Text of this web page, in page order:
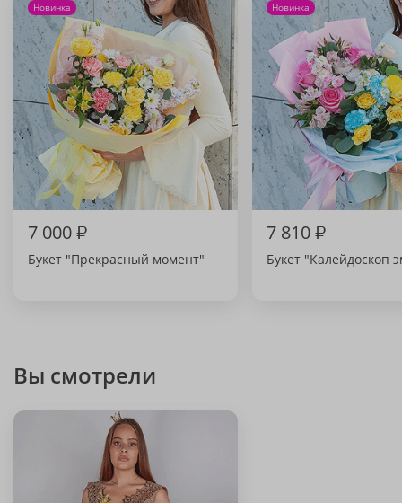
Новинка
7 000₽
Букет "Прекрасный момент"
Новинка
7 810₽
Букет "Калейдоскоп
Вы смотрели